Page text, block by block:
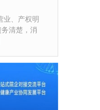
业、产权明
清楚，消